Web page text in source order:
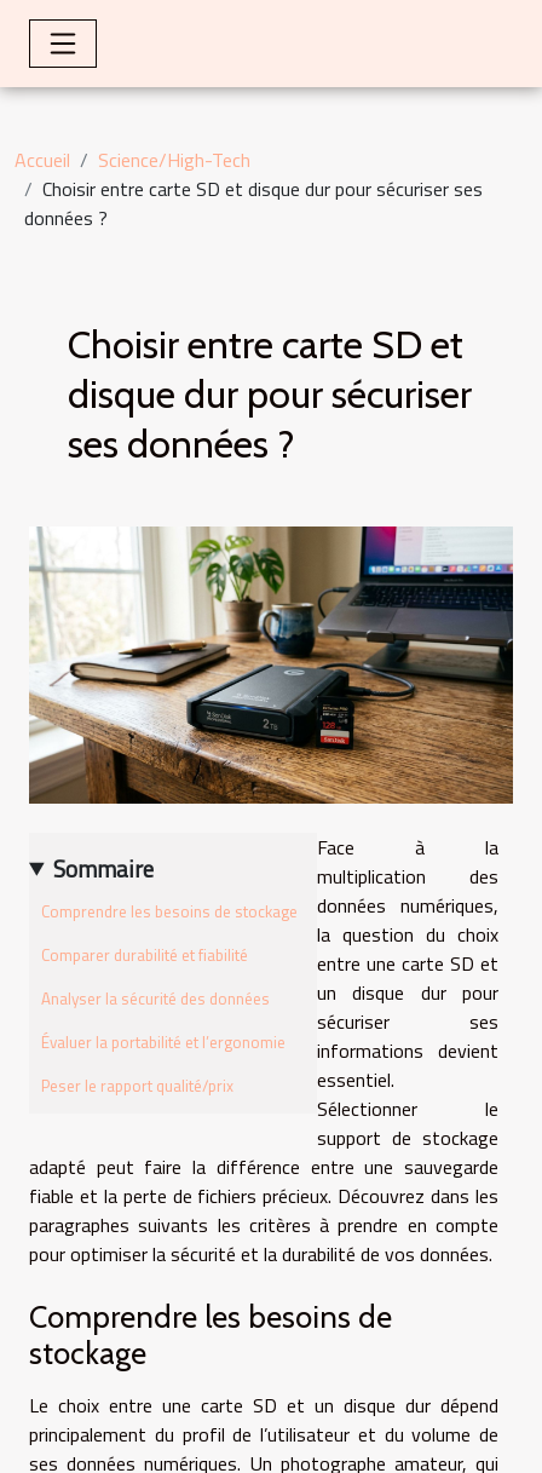
Accueil
Science/High-Tech
Choisir entre carte SD et disque dur pour sécuriser ses
données ?
Choisir entre carte SD et
disque dur pour sécuriser
ses données ?
Sommaire
Comprendre les besoins de stockage
Comparer durabilité et fiabilité
Analyser la sécurité des données
Évaluer la portabilité et l’ergonomie
Peser le rapport qualité/prix
Face à la
multiplication des
données numériques,
la question du choix
entre une carte SD et
un disque dur pour
sécuriser ses
informations devient
essentiel.
Sélectionner le
support de stockage
adapté peut faire la différence entre une sauvegarde
fiable et la perte de fichiers précieux. Découvrez dans les
paragraphes suivants les critères à prendre en compte
pour optimiser la sécurité et la durabilité de vos données.
Comprendre les besoins de
stockage
Le choix entre une carte SD et un disque dur dépend
principalement du profil de l’utilisateur et du volume de
ses données numériques. Un photographe amateur, qui